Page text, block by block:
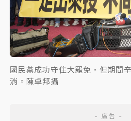
國民黨成功守住大罷免，但期間
消。陳卓邦攝